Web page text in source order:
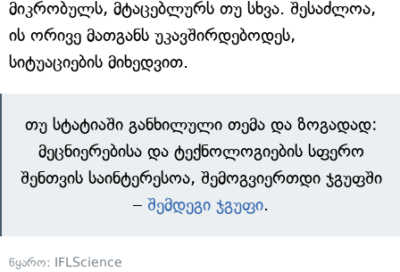
მიკრობულს, მტაცებლურს თუ სხვა. შესაძლოა,
ის ორივე მათგანს უკავშირდებოდეს,
სიტუაციების მიხედვით.
თუ სტატიაში განხილული თემა და ზოგადად:
მეცნიერებისა და ტექნოლოგიების სფერო
შენთვის საინტერესოა, შემოგვიერთდი ჯგუფში
– შემდეგი ჯგუფი.
წყარო: IFLScience